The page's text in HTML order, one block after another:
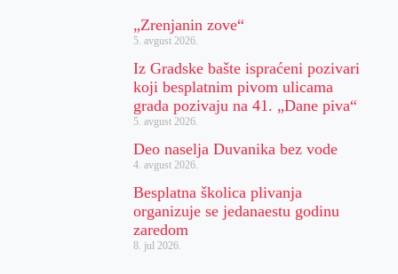
„Zrenjanin zove“
5. avgust 2026.
Iz Gradske bašte ispraćeni pozivari
koji besplatnim pivom ulicama
grada pozivaju na 41. „Dane piva“
5. avgust 2026.
Deo naselja Duvanika bez vode
4. avgust 2026.
Besplatna školica plivanja
organizuje se jedanaestu godinu
zaredom
8. jul 2026.